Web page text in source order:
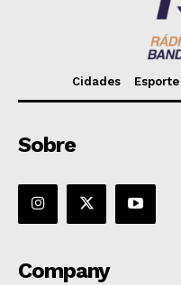
Cidades Esporte
Sobre
Company